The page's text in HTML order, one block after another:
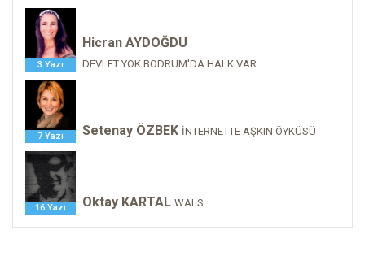
3 Yazı
Hicran AYDOĞDU
DEVLET YOK BODRUM'DA HALK VAR
7 Yazı Setenay ÖZBEK İNTERNETTE AŞKIN ÖYKÜSÜ
16 Yazı Oktay KARTAL WALS